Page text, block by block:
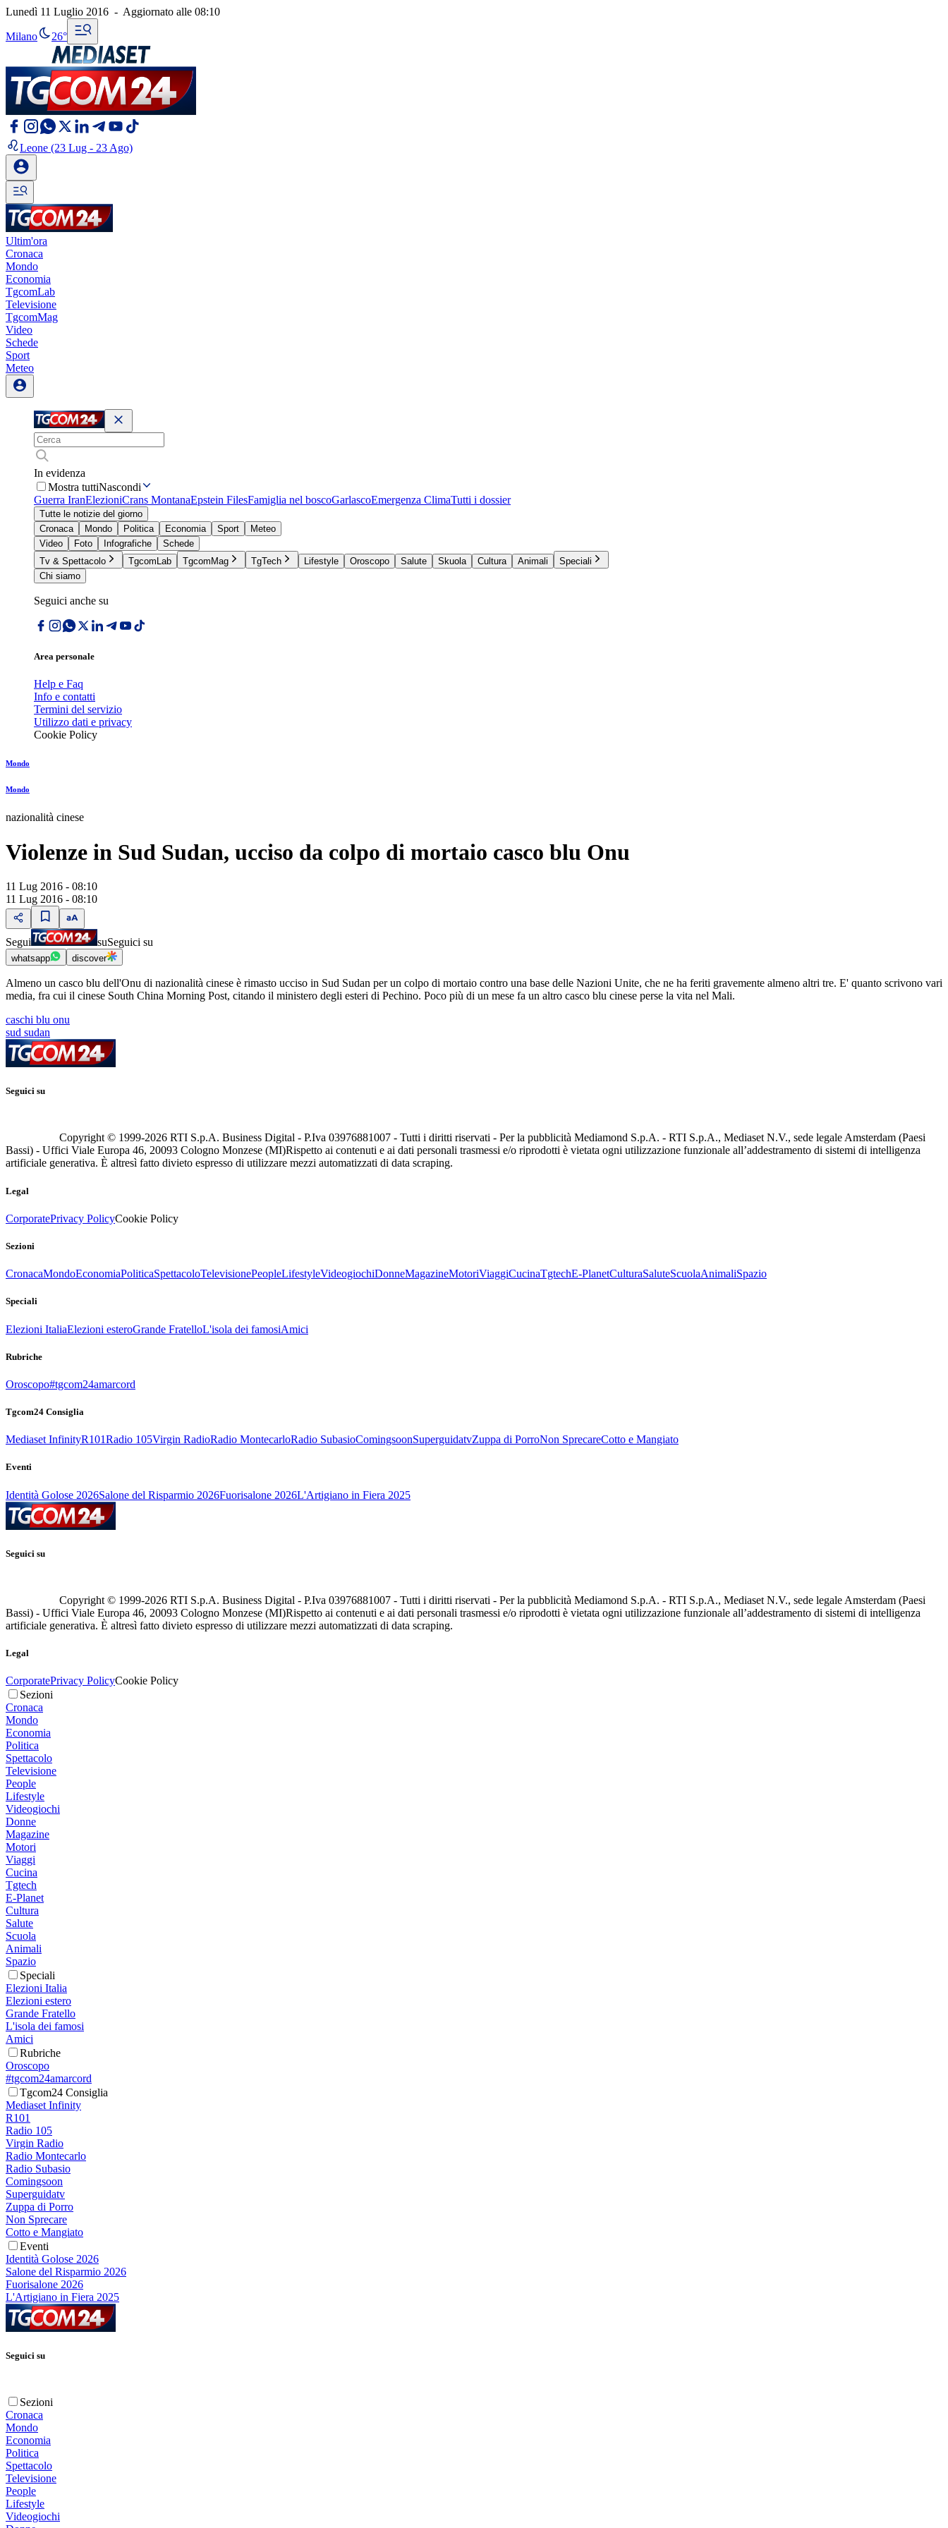
Lunedì 11 Luglio 2016 - Aggiornato alle 08:10
Milano 26°
Leone (23 Lug - 23 Ago)
Ultim'ora
Cronaca
Mondo
Economia
TgcomLab
Televisione
TgcomMag
Video
Schede
Sport
Meteo
In evidenza
Mostra tuttiNascondi
Guerra IranElezioniCrans MontanaEpstein FilesFamiglia nel boscoGarlascoEmergenza ClimaTutti i dossier
Tutte le notizie del giorno
Cronaca
Mondo Politica Economia Sport
Meteo
Video
Foto Infografiche
Schede
Tv & Spettacolo
TgcomLab TgcomMag TgTech Lifestyle Oroscopo Salute Skuola Cultura Animali
Speciali
Chi siamo
Seguici anche su
Area personale
Help e Faq
Info e contatti
Termini del servizio
Utilizzo dati e privacy
Cookie Policy
Mondo
Mondo
nazionalità cinese
Violenze in Sud Sudan, ucciso da colpo di mortaio casco blu Onu
11 Lug 2016 - 08:10
11 Lug 2016 - 08:10
Segui suSeguici su
whatsapp discover
Almeno un casco blu dell'Onu di nazionalità cinese è rimasto ucciso in Sud Sudan per un colpo di mortaio contro una base delle Nazioni Unite, che ne ha feriti gravemente almeno altri tre. E' quanto scrivono vari
media, fra cui il cinese South China Morning Post, citando il ministero degli esteri di Pechino. Poco più di un mese fa un altro casco blu cinese perse la vita nel Mali.
caschi blu onu
sud sudan
Seguici su
Copyright © 1999-2026 RTI S.p.A. Business Digital - P.Iva 03976881007 - Tutti i diritti riservati - Per la pubblicità Mediamond S.p.A. - RTI S.p.A., Mediaset N.V., sede legale Amsterdam (Paesi
Bassi) - Uffici Viale Europa 46, 20093 Cologno Monzese (MI)Rispetto ai contenuti e ai dati personali trasmessi e/o riprodotti è vietata ogni utilizzazione funzionale all’addestramento di sistemi di intelligenza
artificiale generativa. È altresì fatto divieto espresso di utilizzare mezzi automatizzati di data scraping.
Legal
CorporatePrivacy PolicyCookie Policy
Sezioni
CronacaMondoEconomiaPoliticaSpettacoloTelevisionePeopleLifestyleVideogiochiDonneMagazineMotoriViaggiCucinaTgtechE-PlanetCulturaSaluteScuolaAnimaliSpazio
Speciali
Elezioni ItaliaElezioni esteroGrande FratelloL'isola dei famosiAmici
Rubriche
Oroscopo#tgcom24amarcord
Tgcom24 Consiglia
Mediaset InfinityR101Radio 105Virgin RadioRadio MontecarloRadio SubasioComingsoonSuperguidatvZuppa di PorroNon SprecareCotto e Mangiato
Eventi
Identità Golose 2026Salone del Risparmio 2026Fuorisalone 2026L'Artigiano in Fiera 2025
Seguici su
Copyright © 1999-2026 RTI S.p.A. Business Digital - P.Iva 03976881007 - Tutti i diritti riservati - Per la pubblicità Mediamond S.p.A. - RTI S.p.A., Mediaset N.V., sede legale Amsterdam (Paesi
Bassi) - Uffici Viale Europa 46, 20093 Cologno Monzese (MI)Rispetto ai contenuti e ai dati personali trasmessi e/o riprodotti è vietata ogni utilizzazione funzionale all’addestramento di sistemi di intelligenza
artificiale generativa. È altresì fatto divieto espresso di utilizzare mezzi automatizzati di data scraping.
Legal
CorporatePrivacy PolicyCookie Policy
Sezioni
Cronaca
Mondo
Economia
Politica
Spettacolo
Televisione
People
Lifestyle
Videogiochi
Donne
Magazine
Motori
Viaggi
Cucina
Tgtech
E-Planet
Cultura
Salute
Scuola
Animali
Spazio
Speciali
Elezioni Italia
Elezioni estero
Grande Fratello
L'isola dei famosi
Amici
Rubriche
Oroscopo
#tgcom24amarcord
Tgcom24 Consiglia
Mediaset Infinity
R101
Radio 105
Virgin Radio
Radio Montecarlo
Radio Subasio
Comingsoon
Superguidatv
Zuppa di Porro
Non Sprecare
Cotto e Mangiato
Eventi
Identità Golose 2026
Salone del Risparmio 2026
Fuorisalone 2026
L'Artigiano in Fiera 2025
Seguici su
Sezioni
Cronaca
Mondo
Economia
Politica
Spettacolo
Televisione
People
Lifestyle
Videogiochi